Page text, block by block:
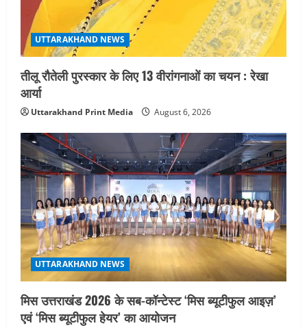
UTTARAKHAND NEWS
तीलू रौतेली पुरस्कार के लिए 13 वीरांगनाओं का चयन : रेखा
आर्या
Uttarakhand Print Media August 6, 2026
UTTARAKHAND NEWS
मिस उत्तराखंड 2026 के सब-कॉन्टेस्ट ‘मिस ब्यूटीफुल आइज़’
एवं ‘मिस ब्यूटीफुल हेयर’ का आयोजन